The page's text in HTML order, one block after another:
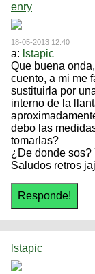
enry
18-05-2013 12:40
a: lstapic
Que buena
cuento, a mi me
sustituirla por
interno de la
debo las
tomarlas?
¿De donde sos?
Saludos retros
lstapic